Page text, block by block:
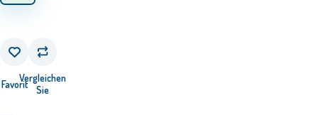
FavoritVergleichen
Sie